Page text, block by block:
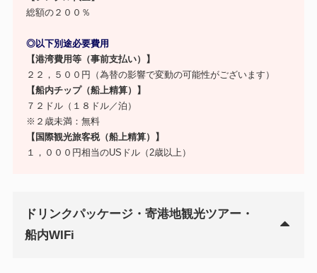
総額の２００％
◎以下別途必要費用
【港湾費用等（事前支払い）】
２２，５００円（為替の影響で変動の可能性がございます）
【船内チップ（船上精算）】
７２ドル（１８ドル／泊）
※２歳未満：無料
【国際観光旅客税（船上精算）】
１，０００円相当のUSドル（2歳以上）
ドリンクパッケージ・寄港地観光ツアー・
船内WIFi